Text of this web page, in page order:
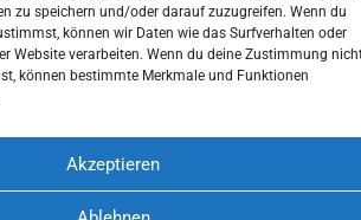
zu speichern und/oder darauf zuzugreifen. Wenn du
können wir Daten wie das Surfverhalten oder
Website verarbeiten. Wenn du deine Zustimmung
können bestimmte Merkmale und Funktionen
Akzeptieren
Datenschutzerklärung
Cookie-Richtlinie (EU)